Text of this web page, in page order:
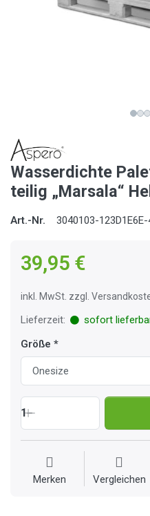
Wasserdichte
teilig „Marsala“
Art.-Nr. 3040103-
39,95 €
inkl. MwSt. zzgl.
Lieferzeit:
sofort
Größe
1
Merken Vergleichen